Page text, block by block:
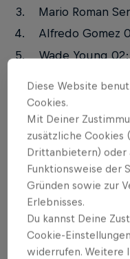
Mario Roman
Alfredo Gomez
Wade Young
Billy Bolt
Jonny Walker
Pol Tarres Roca
Travis Teasdale
Lars Enöckl
Jonathan
Dieter Rudolf
Trystan Hart
Diese Website
Cookies.
Mit Deiner
zusätzliche Cookies
Drittanbietern) oder
Funktionsweise der
Gründen sowie zur
Erlebnisses.
Du kannst Deine
Cookie-
widerrufen. Weitere